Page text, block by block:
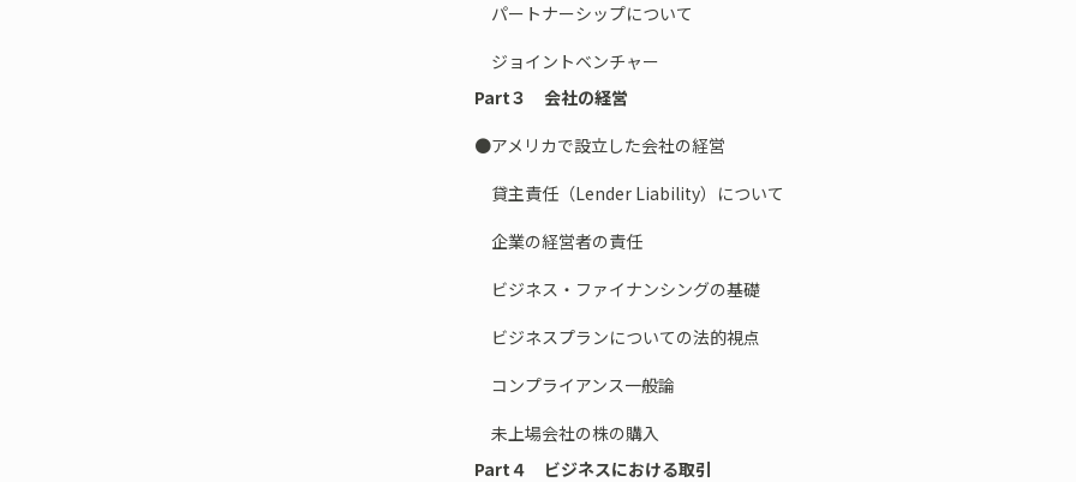
パートナーシップについて
ジョイントベンチャー
Part３ 会社の経営
●アメリカで設立した会社の経営
貸主責任（Lender Liability）について
企業の経営者の責任
ビジネス・ファイナンシングの基礎
ビジネスプランについての法的視点
コンプライアンス一般論
未上場会社の株の購入
Part４ ビジネスにおける取引